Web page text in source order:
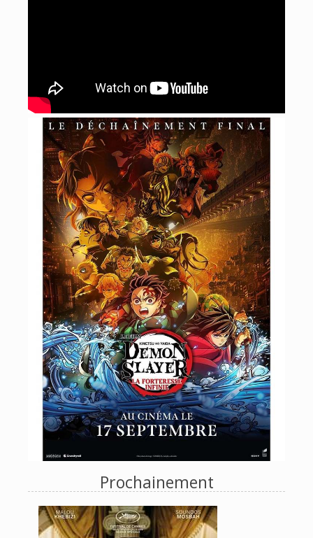
Prochainement